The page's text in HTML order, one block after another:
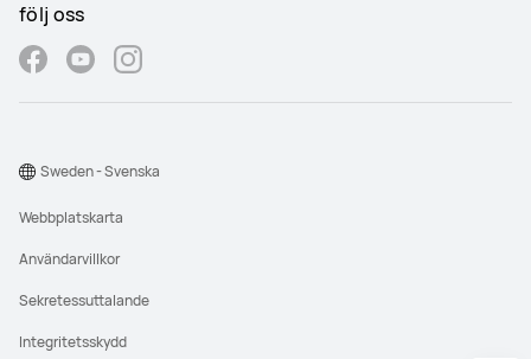
följ oss
Webbplatskarta
Användarvillkor
Sekretessuttalande
Integritetsskydd
Sweden - Svenska